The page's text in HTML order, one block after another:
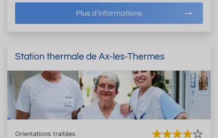
Plus d'informations
Station thermale de Ax-les-Thermes
Orientations traitées